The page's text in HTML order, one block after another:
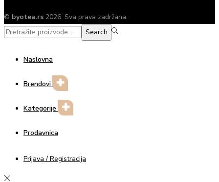
© byotea.rs 2026. Sva prava zadržana.
Search
Search
Naslovna
Brendovi
Kategorije
Prodavnica
Prijava / Registracija